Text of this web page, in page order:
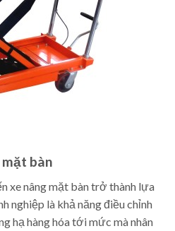
bàn
xe nâng mặt bàn trở thành lựa
nghiệp là khả năng điều chỉnh
hạ hàng hóa tới mức mà nhân